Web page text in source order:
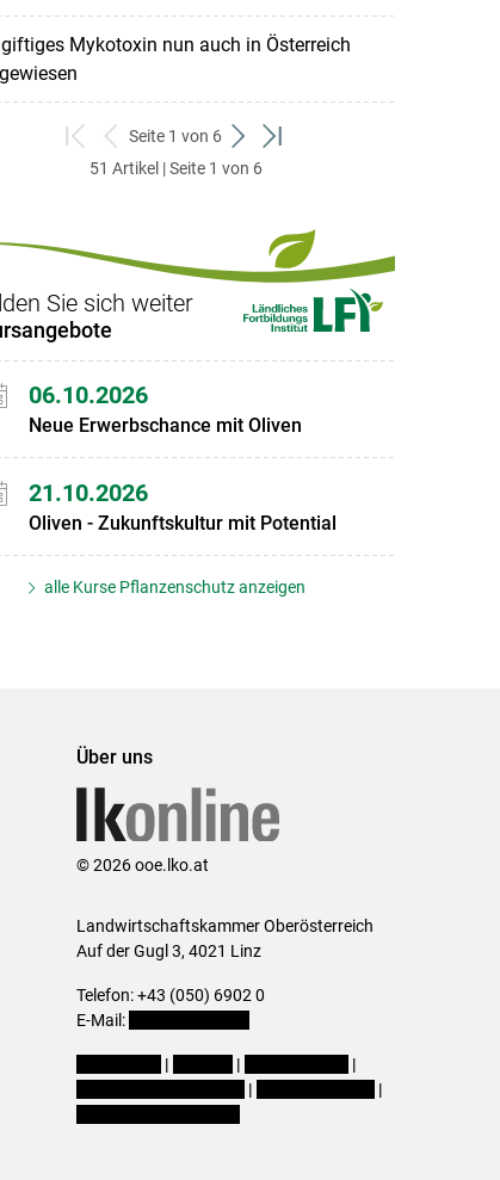
Mykotoxin nun auch in Österreich
zum
ersten
zurück
zum
Seite 1 von 6
weiter
zum
zum
51 Artikel | Seite 1 von 6
Sie sich weiter
06.10.2026
Neue Erwerbschance mit Oliven
21.10.2026
Oliven - Zukunftskultur mit Potential
alle Kurse Pflanzenschutz anzeigen
Über uns
© 2026 ooe.lko.at
Landwirtschaftskammer Oberösterreich
Auf der Gugl 3, 4021 Linz
Telefon: +43 (050) 6902 0
E-Mail:
| |
|
|
|